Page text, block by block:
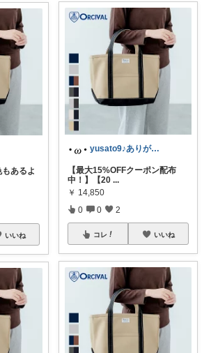
あるよ
いいね
yusato9♪ありがとうございます☆
【最大15%OFFクーポン配布
中！】【20 ...
￥ 14,850
0 0 2
コレ いいね